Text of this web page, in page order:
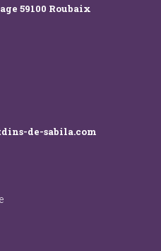
59100 Roubaix
de-sabila.com